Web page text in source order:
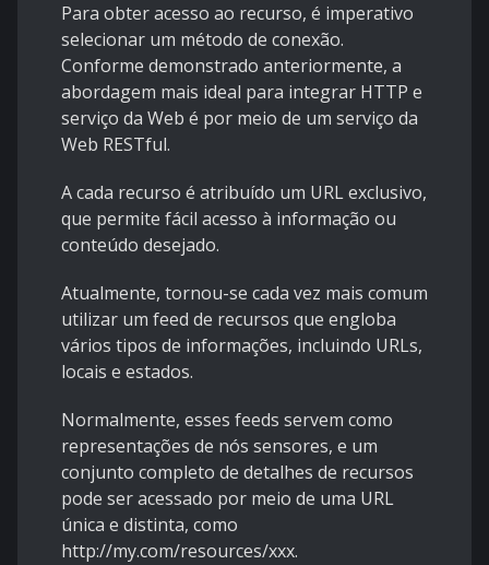
Para obter acesso ao recurso, é imperativo
selecionar um método de conexão.
Conforme demonstrado anteriormente, a
abordagem mais ideal para integrar HTTP e
serviço da Web é por meio de um serviço da
Web RESTful.
A cada recurso é atribuído um URL exclusivo,
que permite fácil acesso à informação ou
conteúdo desejado.
Atualmente, tornou-se cada vez mais comum
utilizar um feed de recursos que engloba
vários tipos de informações, incluindo URLs,
locais e estados.
Normalmente, esses feeds servem como
representações de nós sensores, e um
conjunto completo de detalhes de recursos
pode ser acessado por meio de uma URL
única e distinta, como
http://my.com/resources/xxx.